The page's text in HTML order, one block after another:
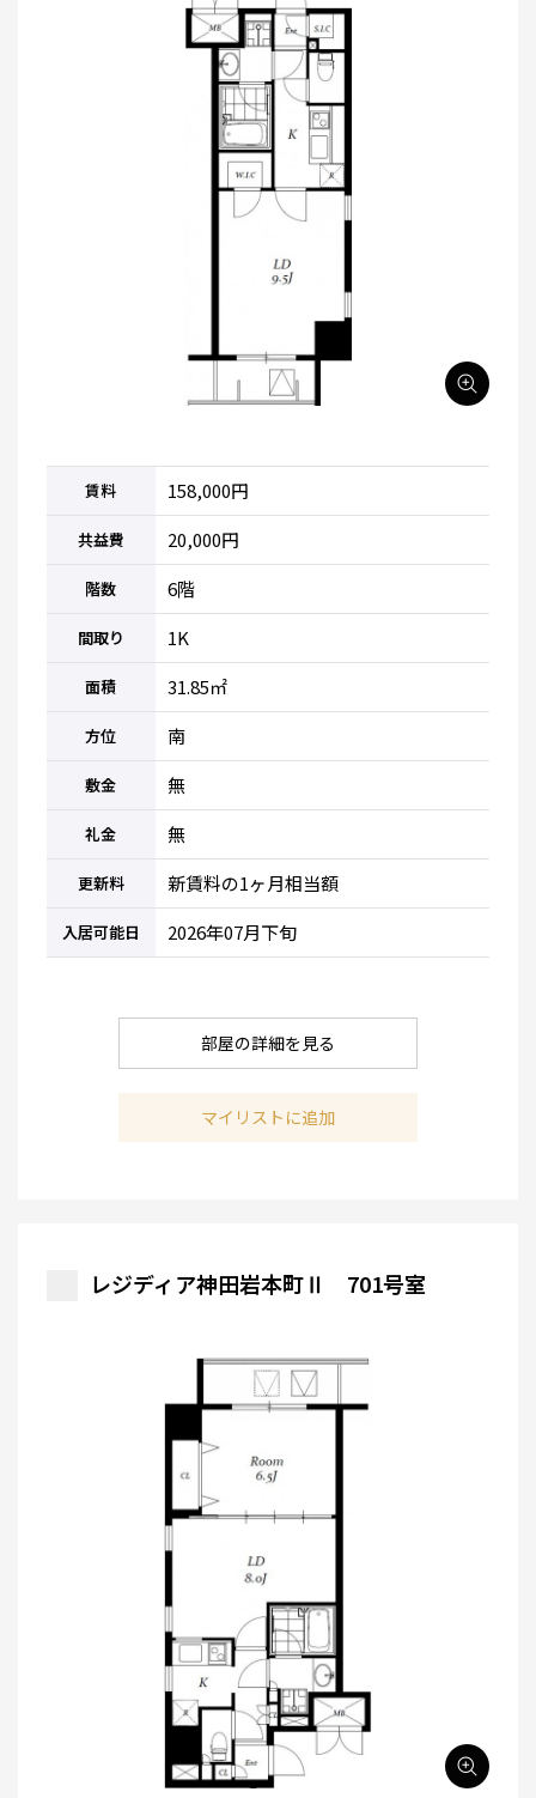
賃料 158,000円
共益費 20,000円
階数 6階
間取り 1K
面積 31.85㎡
方位 南
敷金 無
礼金 無
更新料 新賃料の1ヶ月相当額
入居可能日 2026年07月下旬
部屋の詳細を見る
マイリストに追加
レジディア神田岩本町Ⅱ 701号室